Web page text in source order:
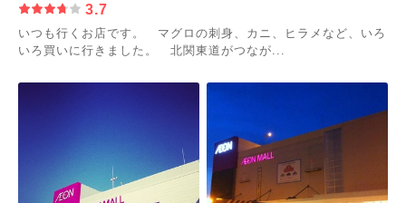
3.7
いつも行くお店です。 マグロの刺身、カニ、ヒラメなど、いろ
いろ買いに行きました。 北関東道がつなが...